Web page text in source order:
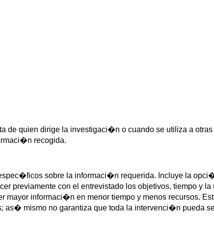
de quien dirige la investigaci�n o cuando se utiliza a
recogida.
sobre la informaci�n requerida. Incluye la
previamente con el entrevistado los objetivos, tiempo y
mayor informaci�n en menor tiempo y menos recursos.
mismo no garantiza que toda la intervenci�n pueda